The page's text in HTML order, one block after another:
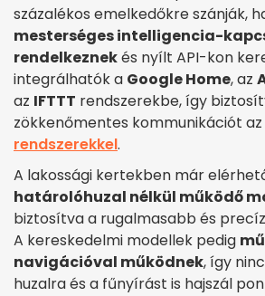
százalékos emelkedőkre szánják,
mesterséges intelligencia-
rendelkeznekés nyílt API-kon
integrálhatók a Google Home, az
az IFTTT rendszerekbe, így
zökkenőmentes kommunikációt az
rendszerekkel.
A lakossági kertekben már
határolóhuzal nélkül működő
biztosítva a rugalmasabb és
A kereskedelmi modellek pedig
navigációval működnek, így
huzalra és a fűnyírást is hajszál